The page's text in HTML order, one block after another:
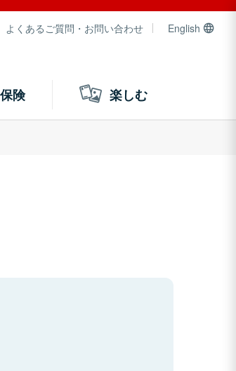
よくあるご質問・お問い合わせ English
険 楽しむ